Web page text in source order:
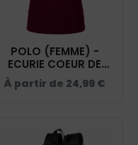
POLO (FEMME) -
ECURIE COEUR DE
SOLOGNE -
BURGUNDY - BCI1F
À partir de 24,99 €